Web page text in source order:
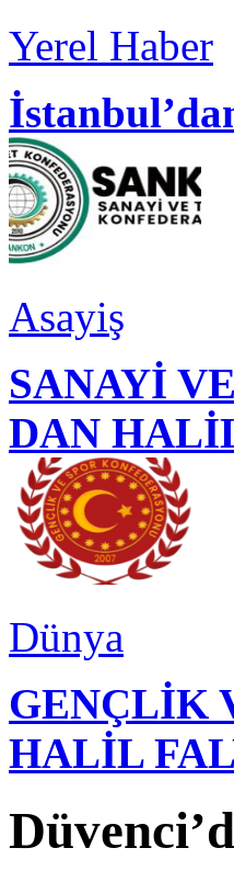
Yerel Haber
Asayiş
SANAYİ
DAN
Dünya
GENÇLİK
HALİL